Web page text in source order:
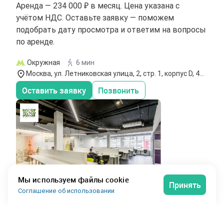
Аренда — 234 000 ₽ в месяц. Цена указана с
учётом НДС. Оставьте заявку — поможем
подобрать дату просмотра и ответим на вопросы
по аренде.
Окружная
6 мин
Москва, ул. Летниковская улица, 2, стр. 1, корпус D, 4
Оставить заявку Позвонить
Мы используем файлы cookie
Соглашение об использовании
Принять